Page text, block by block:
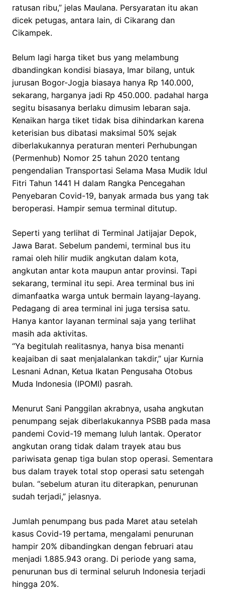
ratusan ribu,” jelas Maulana. Persyaratan itu akan
dicek petugas, antara lain, di Cikarang dan
Cikampek.
Belum lagi harga tiket bus yang melambung
dbandingkan kondisi biasaya, Imar bilang, untuk
jurusan Bogor-Jogja biasaya hanya Rp 140.000,
sekarang, harganya jadi Rp 450.000. padahal harga
segitu bisasanya berlaku dimusim lebaran saja.
Kenaikan harga tiket tidak bisa dihindarkan karena
keterisian bus dibatasi maksimal 50% sejak
diberlakukannya peraturan menteri Perhubungan
(Permenhub) Nomor 25 tahun 2020 tentang
pengendalian Transportasi Selama Masa Mudik Idul
Fitri Tahun 1441 H dalam Rangka Pencegahan
Penyebaran Covid-19, banyak armada bus yang tak
beroperasi. Hampir semua terminal ditutup.
Seperti yang terlihat di Terminal Jatijajar Depok,
Jawa Barat. Sebelum pandemi, terminal bus itu
ramai oleh hilir mudik angkutan dalam kota,
angkutan antar kota maupun antar provinsi. Tapi
sekarang, terminal itu sepi. Area terminal bus ini
dimanfaatka warga untuk bermain layang-layang.
Pedagang di area terminal ini juga tersisa satu.
Hanya kantor layanan terminal saja yang terlihat
masih ada aktivitas.
“Ya begitulah realitasnya, hanya bisa menanti
keajaiban di saat menjalalankan takdir,” ujar Kurnia
Lesnani Adnan, Ketua Ikatan Pengusaha Otobus
Muda Indonesia (IPOMI) pasrah.
Menurut Sani Panggilan akrabnya, usaha angkutan
penumpang sejak diberlakukannya PSBB pada masa
pandemi Covid-19 memang luluh lantak. Operator
angkutan orang tidak dalam trayek atau bus
pariwisata genap tiga bulan stop operasi. Sementara
bus dalam trayek total stop operasi satu setengah
bulan. “sebelum aturan itu diterapkan, penurunan
sudah terjadi,” jelasnya.
Jumlah penumpang bus pada Maret atau setelah
kasus Covid-19 pertama, mengalami penurunan
hampir 20% dibandingkan dengan februari atau
menjadi 1.885.943 orang. Di periode yang sama,
penurunan bus di terminal seluruh Indonesia terjadi
hingga 20%.